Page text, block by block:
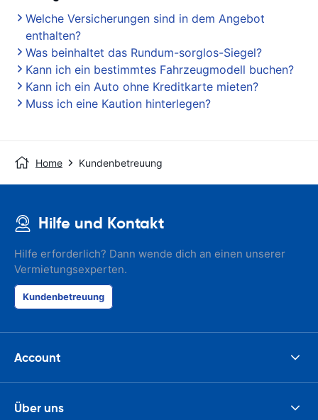
Welche Versicherungen sind in dem Angebot
enthalten?
Was beinhaltet das Rundum-sorglos-Siegel?
Kann ich ein bestimmtes Fahrzeugmodell buchen?
Kann ich ein Auto ohne Kreditkarte mieten?
Muss ich eine Kaution hinterlegen?
Home Kundenbetreuung
Hilfe und Kontakt
Hilfe erforderlich? Dann wende dich an einen unserer
Vermietungsexperten.
Kundenbetreuung
Account
Über uns